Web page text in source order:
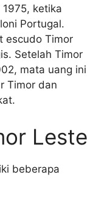
ketika
Portugal.
escudo Timor
Setelah Timor
mata uang ini
Timor dan
Leste
beberapa